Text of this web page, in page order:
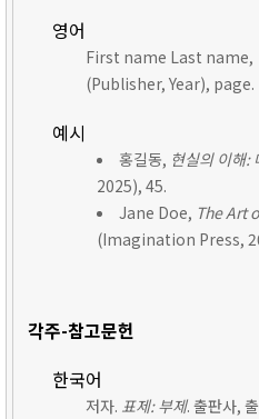
영어
First name Last name,
(Publisher, Year), page.
예시
홍길동, 현실의 이해:
2025), 45.
Jane Doe, The Art
(Imagination Press,
각주-참고문헌
한국어
저자. 표제: 부제. 출판사,